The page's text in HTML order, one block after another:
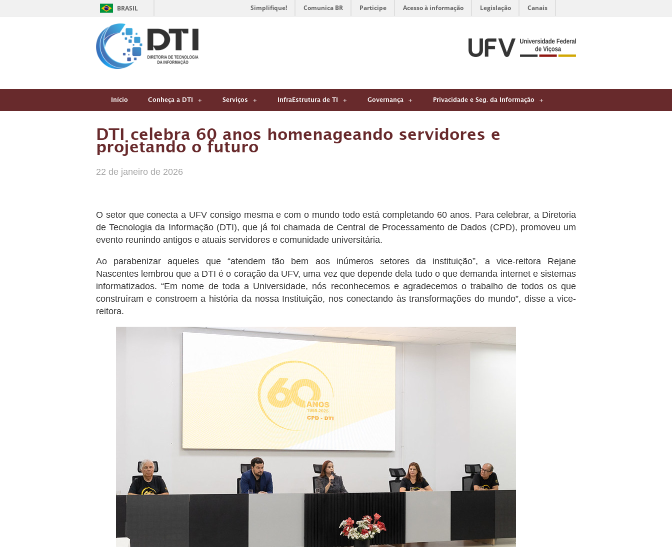
BRASIL Simplifique! Comunica BR Participe Acesso à informação Legislação Canais
Início Conheça a DTI Serviços InfraEstrutura de TI Governança Privacidade e Seg. da Informação
DTI celebra 60 anos homenageando servidores e
projetando o futuro
22 de janeiro de 2026
O setor que conecta a UFV consigo mesma e com o mundo todo está completando 60 anos. Para celebrar, a Diretoria
de Tecnologia da Informação (DTI), que já foi chamada de Central de Processamento de Dados (CPD), promoveu um
evento reunindo antigos e atuais servidores e comunidade universitária.
Ao parabenizar aqueles que “atendem tão bem aos inúmeros setores da instituição”, a vice-reitora Rejane
Nascentes lembrou que a DTI é o coração da UFV, uma vez que depende dela tudo o que demanda internet e sistemas
informatizados. “Em nome de toda a Universidade, nós reconhecemos e agradecemos o trabalho de todos os que
construíram e constroem a história da nossa Instituição, nos conectando às transformações do mundo”, disse a vice-
reitora.